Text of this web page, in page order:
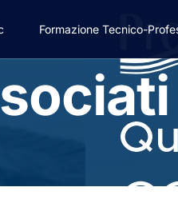
Formazione Tecnico-